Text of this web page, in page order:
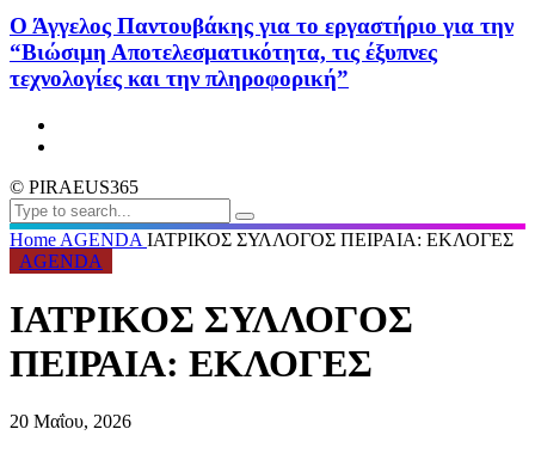
Ο Άγγελος Παντουβάκης για το εργαστήριο για την
“Βιώσιμη Αποτελεσματικότητα, τις έξυπνες
τεχνολογίες και την πληροφορική”
© PIRAEUS365
Home AGENDA ΙΑΤΡΙΚΟΣ ΣΥΛΛΟΓΟΣ ΠΕΙΡΑΙΑ: ΕΚΛΟΓΕΣ
AGENDA
ΙΑΤΡΙΚΟΣ ΣΥΛΛΟΓΟΣ
ΠΕΙΡΑΙΑ: ΕΚΛΟΓΕΣ
20 Μαΐου, 2026